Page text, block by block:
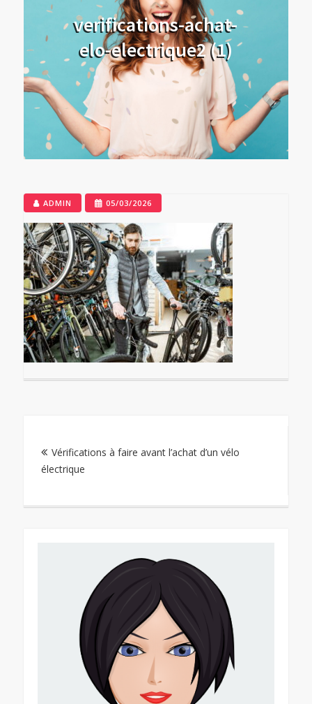
verifications-achat-
elo-electrique2 (1)
ADMIN 05/03/2026
de
l’article
Vérifications à faire avant l’achat d’un vélo
électrique